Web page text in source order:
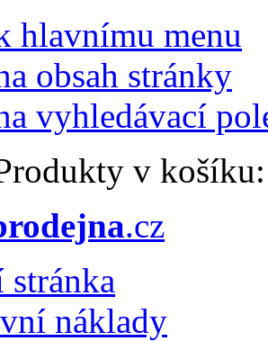
hlavnímu menu
obsah stránky
vyhledávací
v
.cz
náklady